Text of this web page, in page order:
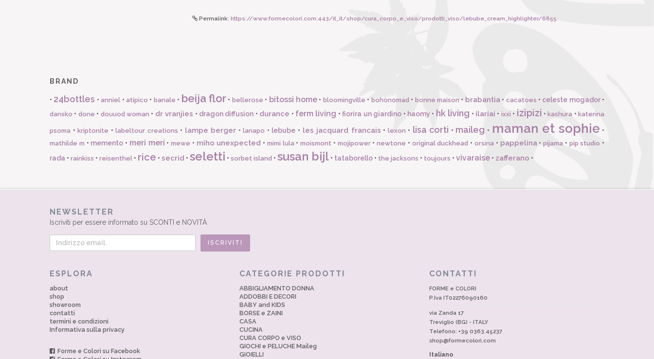
Permalink: https://www.formecolori.com:443/it_it/shop/cura_corpo_e_viso/prodotti_viso/lebube_cream_highlighter/6855
BRAND
• 24bottles •anniel •atipico • banale • beija flor • bellerose • bitossi home • bloomingville • bohonomad • bonne maison • brabantia• cacatoes • celeste mogador•
dansko • done • douuod woman • dr vranjies • dragon diffusion • durance • ferm living •fiorira un giardino • haomy • hk living • ilariai • ixxi • izipizi •kashura •katerina
psoma •kriptonite •labeltour creations • lampe berger •lanapo • lebube • les jacquard francais • lexon • lisa corti • maileg • maman et sophie •
mathilde m • memento • meri meri •mewe • miho unexpected • mimi lula •moismont • mojipower•newtone • original duckhead • orsina • pappelina•pijama • pip studio •
rada • rainkiss • reisenthel • rice • secrid • seletti • sorbet island • susan bijl • tataborello • the jacksons • toujours • vivaraise • zafferano •
NEWSLETTER
Iscriviti per essere informato su SCONTI e NOVITÀ
ESPLORA
about
shop
showroom
contatti
termini e condizioni
Informativa sulla privacy
Forme e Colori su Facebook
CATEGORIE PRODOTTI
ABBIGLIAMENTO DONNA
ADDOBBI E DECORI
BABY and KIDS
BORSE e ZAINI
CASA
CUCINA
CURA CORPO e VISO
GIOCHI e PELUCHE Maileg
GIOIELLI
CONTATTI
FORME e COLORI
P.Iva IT02276090160
via Zanda 17
Treviglio (BG) - ITALY
Telefono: +39 0363.45237
shop@formecolori.com
Italiano